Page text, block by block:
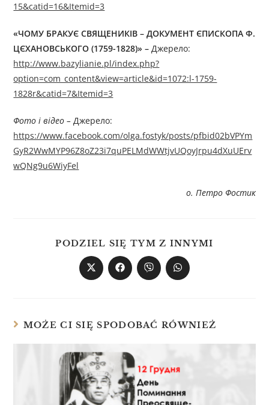
15&catid=16&Itemid=3
«ЧОМУ БРАКУЄ СВЯЩЕНИКІВ – ДОКУМЕНТ ЄПИСКОПА Ф.
ЦЄХАНОВСЬКОГО (1759-1828)» –Джерелo:
http://www.bazylianie.pl/index.php?
option=com_content&view=article&id=1072:l-1759-
1828r&catid=7&Itemid=3
Фото і відео – Джерелo:
https://www.facebook.com/olga.fostyk/posts/pfbid02bVPYm
GyR2WwMYP96Z8oZ23i7quPELMdWWtjvUQoyJrpu4dXuUErv
wQNg9u6WiyFel
о. Петро Фостик
PODZIEL SIĘ TYM Z INNYMI
MOŻE CI SIĘ SPODOBAĆ RÓWNIEŻ